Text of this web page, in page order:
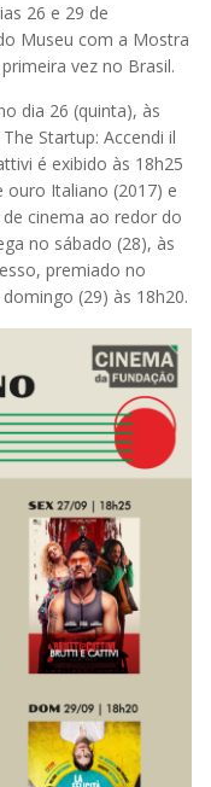
26 e 29 de
Museu com a Mostra
vez no Brasil.
dia 26 (quinta), às
Startup: Accendi il
é exibido às 18h25
ouro Italiano (2017) e
cinema ao redor do
no sábado (28), às
premiado no
(29) às 18h20.